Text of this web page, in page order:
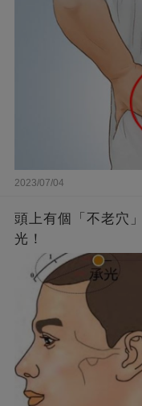
2023/07/04
頭上有個「不老穴
光！